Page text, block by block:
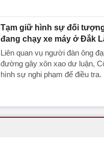
Tạm giữ hình sự đối
đang chạy xe máy ở Đắk
Liên quan vụ người đàn ông
đường gây xôn xao dư luận,
hình sự nghi phạm để điều tra.